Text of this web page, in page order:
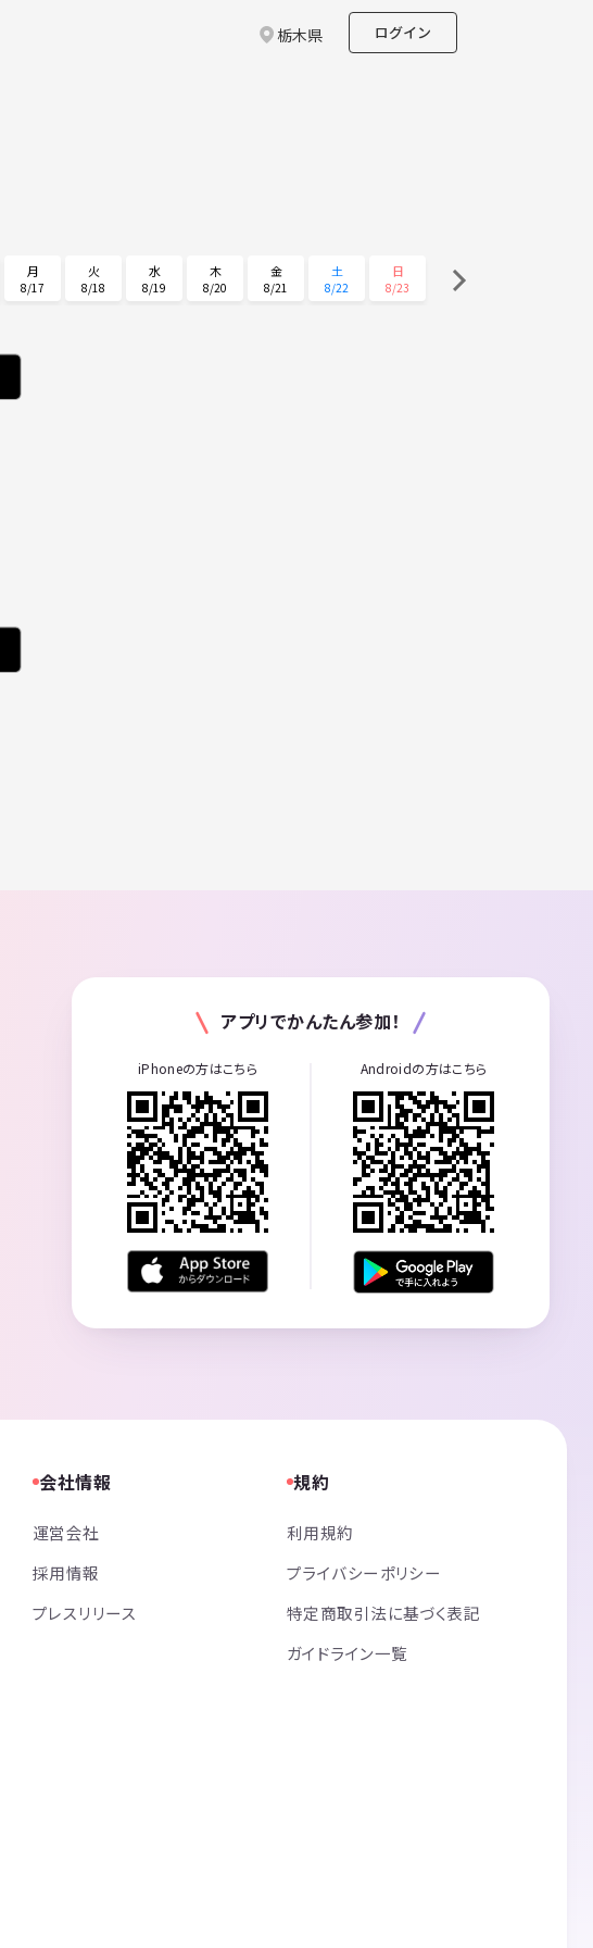
栃木県 ログイン
月
8/17
火
8/18
水
8/19
木
8/20
金
8/21
土
8/22
日
8/23
アプリでかんたん参加！
iPhoneの方はこちら Androidの方はこちら
会社情報
運営会社
採用情報
プレスリリース
規約
利用規約
プライバシーポリシー
特定商取引法に基づく表記
ガイドライン一覧